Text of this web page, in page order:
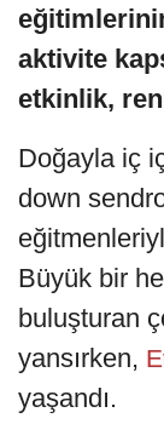
aktivite
etkinlik,
Doğayla iç
down
Büyük bir
buluşturan
yansırken,
yaşandı.